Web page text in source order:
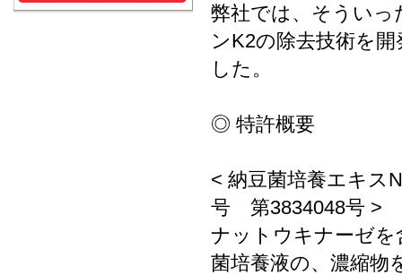
弊社では、そうい
ンK2の除去技術を
した。
◎ 特許概要
< 納豆菌培養エキス
号 第3834048号 >
ナットウキナーゼ
菌培養液の、濃縮物